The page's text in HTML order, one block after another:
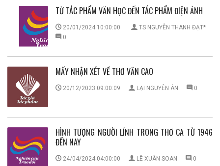
TỪ TÁC PHẨM VĂN HỌC ĐẾN TÁC PHẨM ĐIỆN ẢNH
20/01/2024 10:00:00
TS NGUYỄN THANH ĐẠT*
0
MẤY NHẬN XÉT VỀ THƠ VĂN CAO
20/12/2023 09:00:09 LẠI NGUYÊN ÂN 0
HÌNH TƯỢNG NGƯỜI LÍNH TRONG THƠ CA TỪ 1946
ĐẾN NAY
24/04/2024 04:00:00 LÊ XUÂN SOAN 0